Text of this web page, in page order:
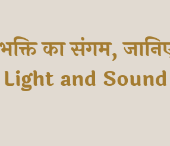
का संगम,
and Sound